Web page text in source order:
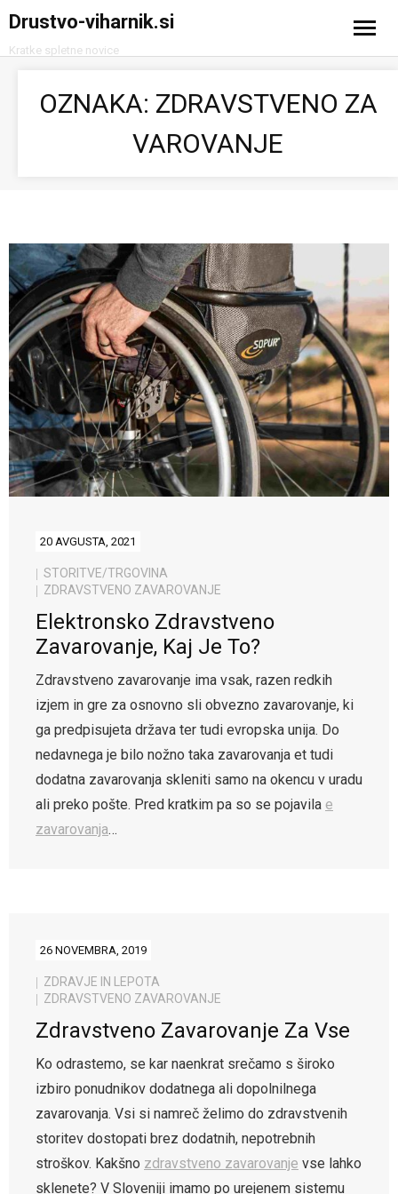
Drustvo-viharnik.si
Kratke spletne novice
OZNAKA: ZDRAVSTVENO ZA
VAROVANJE
20 AVGUSTA, 2021
STORITVE/TRGOVINA
ZDRAVSTVENO ZAVAROVANJE
Elektronsko Zdravstveno
Zavarovanje, Kaj Je To?
Zdravstveno zavarovanje ima vsak, razen redkih
izjem in gre za osnovno sli obvezno zavarovanje, ki
ga predpisujeta država ter tudi evropska unija. Do
nedavnega je bilo nožno taka zavarovanja et tudi
dodatna zavarovanja skleniti samo na okencu v uradu
ali preko pošte. Pred kratkim pa so se pojavila e
zavarovanja…
26 NOVEMBRA, 2019
ZDRAVJE IN LEPOTA
ZDRAVSTVENO ZAVAROVANJE
Zdravstveno Zavarovanje Za Vse
Ko odrastemo, se kar naenkrat srečamo s široko
izbiro ponudnikov dodatnega ali dopolnilnega
zavarovanja. Vsi si namreč želimo do zdravstvenih
storitev dostopati brez dodatnih, nepotrebnih
stroškov. Kakšno zdravstveno zavarovanje vse lahko
sklenete? V Sloveniji imamo po urejenem sistemu